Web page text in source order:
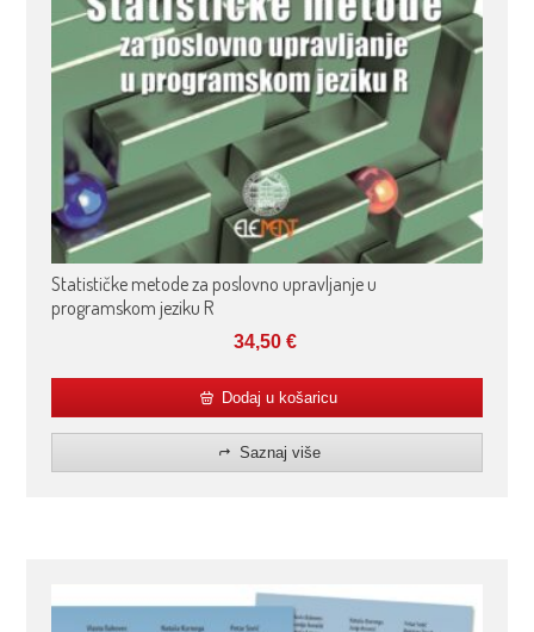
Statističke metode za poslovno upravljanje u
programskom jeziku R
34,50 €
Dodaj u košaricu
Saznaj više